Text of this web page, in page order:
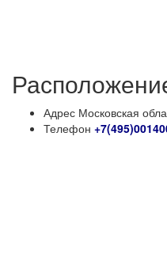
Адрес Московская
Телефон